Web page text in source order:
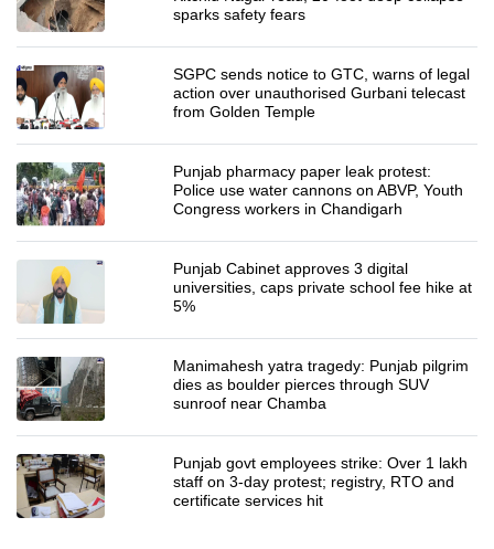
sparks safety fears
SGPC sends notice to GTC, warns of legal
action over unauthorised Gurbani telecast
from Golden Temple
Punjab pharmacy paper leak protest:
Police use water cannons on ABVP, Youth
Congress workers in Chandigarh
Punjab Cabinet approves 3 digital
universities, caps private school fee hike at
5%
Manimahesh yatra tragedy: Punjab pilgrim
dies as boulder pierces through SUV
sunroof near Chamba
Punjab govt employees strike: Over 1 lakh
staff on 3-day protest; registry, RTO and
certificate services hit